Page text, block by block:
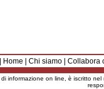
Home Chi siamo Collabora
informazione on line, è iscritto nel